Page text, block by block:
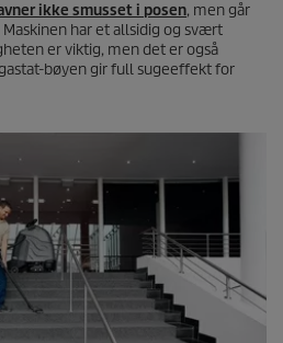
ikke smusset i posen, men går
har et allsidig og svært
er viktig, men det er også
bøyen gir full sugeeffekt for